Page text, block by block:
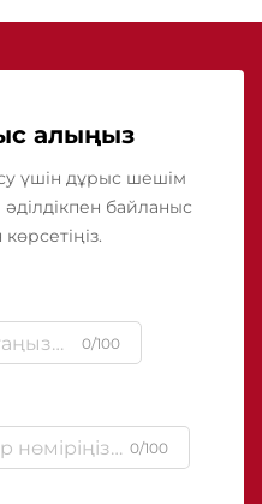
алыңыз
үшін дұрыс шешім
байланыс
0/100
0/100